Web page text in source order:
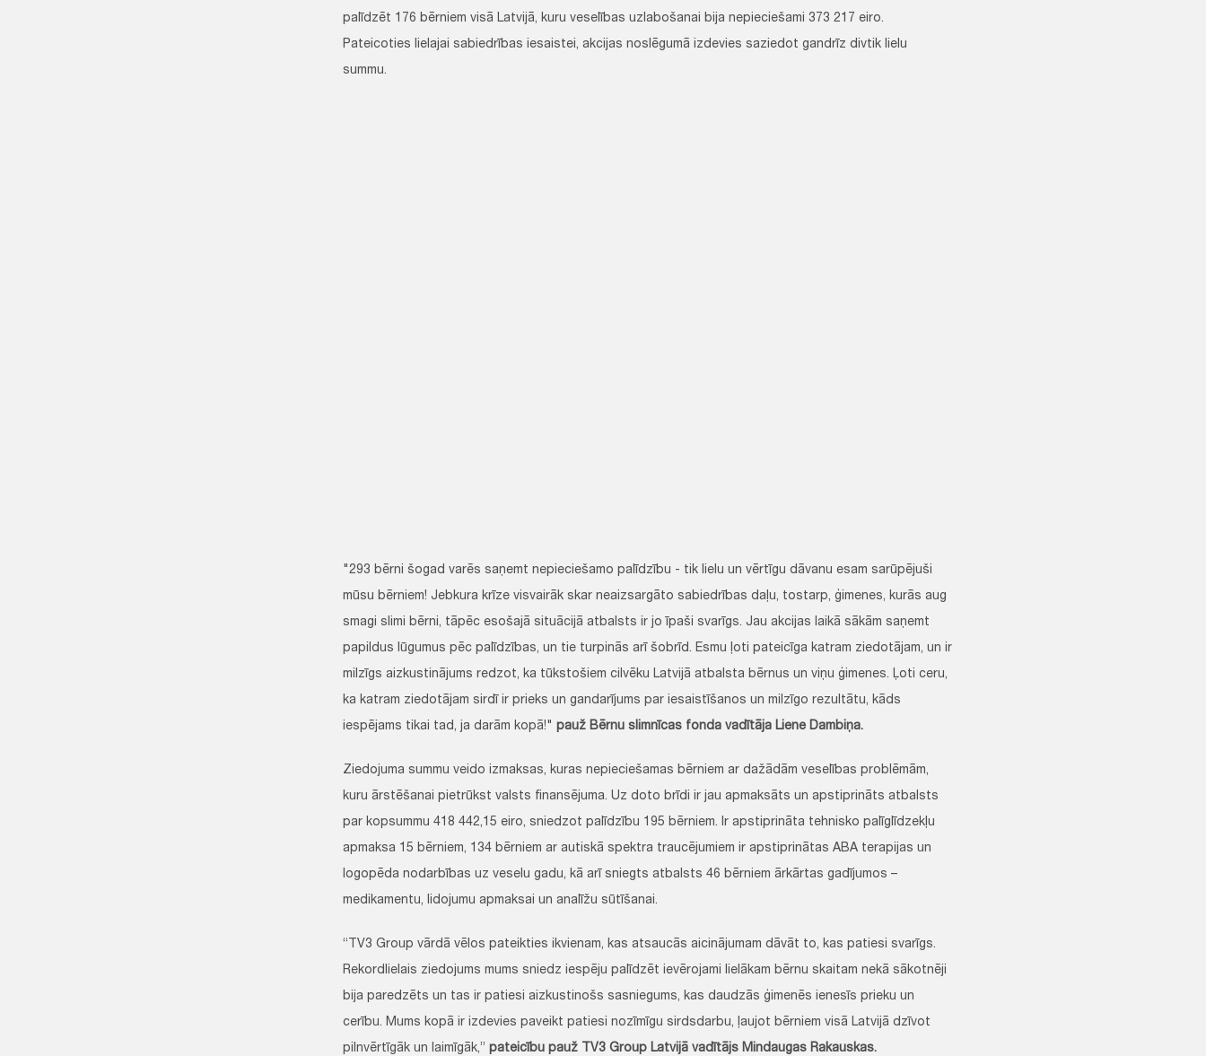
palīdzēt 176 bērniem visā Latvijā, kuru veselības uzlabošanai bija nepieciešami 373 217 eiro.
Pateicoties lielajai sabiedrības iesaistei, akcijas noslēgumā izdevies saziedot gandrīz divtik lielu
summu.
"293 bērni šogad varēs saņemt nepieciešamo palīdzību - tik lielu un vērtīgu dāvanu esam sarūpējuši
mūsu bērniem! Jebkura krīze visvairāk skar neaizsargāto sabiedrības daļu, tostarp, ģimenes, kurās aug
smagi slimi bērni, tāpēc esošajā situācijā atbalsts ir jo īpaši svarīgs. Jau akcijas laikā sākām saņemt
papildus lūgumus pēc palīdzības, un tie turpinās arī šobrīd. Esmu ļoti pateicīga katram ziedotājam, un ir
milzīgs aizkustinājums redzot, ka tūkstošiem cilvēku Latvijā atbalsta bērnus un viņu ģimenes. Ļoti ceru,
ka katram ziedotājam sirdī ir prieks un gandarījums par iesaistīšanos un milzīgo rezultātu, kāds
iespējams tikai tad, ja darām kopā!" pauž Bērnu slimnīcas fonda vadītāja Liene Dambiņa.
Ziedojuma summu veido izmaksas, kuras nepieciešamas bērniem ar dažādām veselības problēmām,
kuru ārstēšanai pietrūkst valsts finansējuma. Uz doto brīdi ir jau apmaksāts un apstiprināts atbalsts
par kopsummu 418 442,15 eiro, sniedzot palīdzību 195 bērniem. Ir apstiprināta tehnisko palīglīdzekļu
apmaksa 15 bērniem, 134 bērniem ar autiskā spektra traucējumiem ir apstiprinātas ABA terapijas un
logopēda nodarbības uz veselu gadu, kā arī sniegts atbalsts 46 bērniem ārkārtas gadījumos –
medikamentu, lidojumu apmaksai un analīžu sūtīšanai.
“TV3 Group vārdā vēlos pateikties ikvienam, kas atsaucās aicinājumam dāvāt to, kas patiesi svarīgs.
Rekordlielais ziedojums mums sniedz iespēju palīdzēt ievērojami lielākam bērnu skaitam nekā sākotnēji
bija paredzēts un tas ir patiesi aizkustinošs sasniegums, kas daudzās ģimenēs ienesīs prieku un
cerību. Mums kopā ir izdevies paveikt patiesi nozīmīgu sirdsdarbu, ļaujot bērniem visā Latvijā dzīvot
pilnvērtīgāk un laimīgāk,” pateicību pauž TV3 Group Latvijā vadītājs Mindaugas Rakauskas.